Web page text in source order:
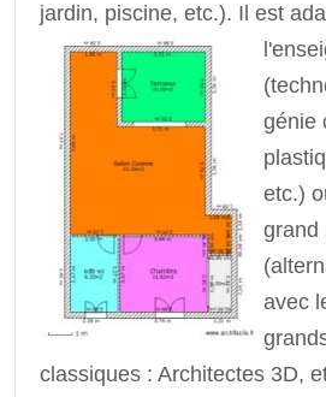
jardin, piscine, etc.). Il est
génie
etc.)
grand
avec
classiques : Architectes 3D,